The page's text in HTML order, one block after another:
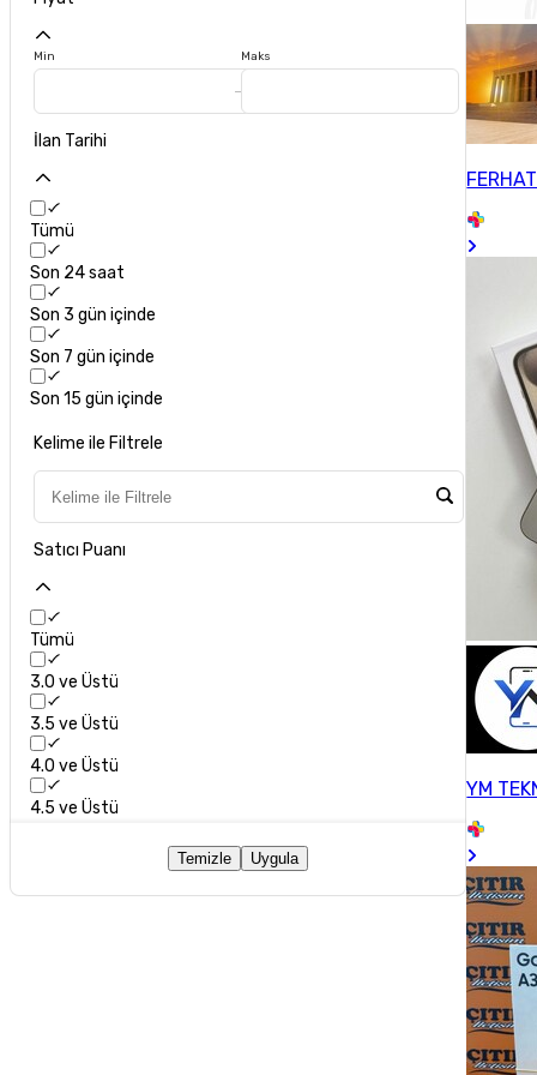
Min Maks
İlan Tarihi
Tümü
Son 24 saat
Son 3 gün içinde
Son 7 gün içinde
Son 15 gün içinde
Kelime ile Filtrele
Satıcı Puanı
Tümü
3.0 ve Üstü
3.5 ve Üstü
4.0 ve Üstü
4.5 ve Üstü
Temizle Uygula
FERHAT
YM